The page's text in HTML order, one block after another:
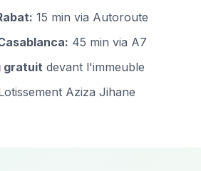
15 min via Autoroute
45 min via A7
gratuitdevant l'immeuble
Aziza Jihane